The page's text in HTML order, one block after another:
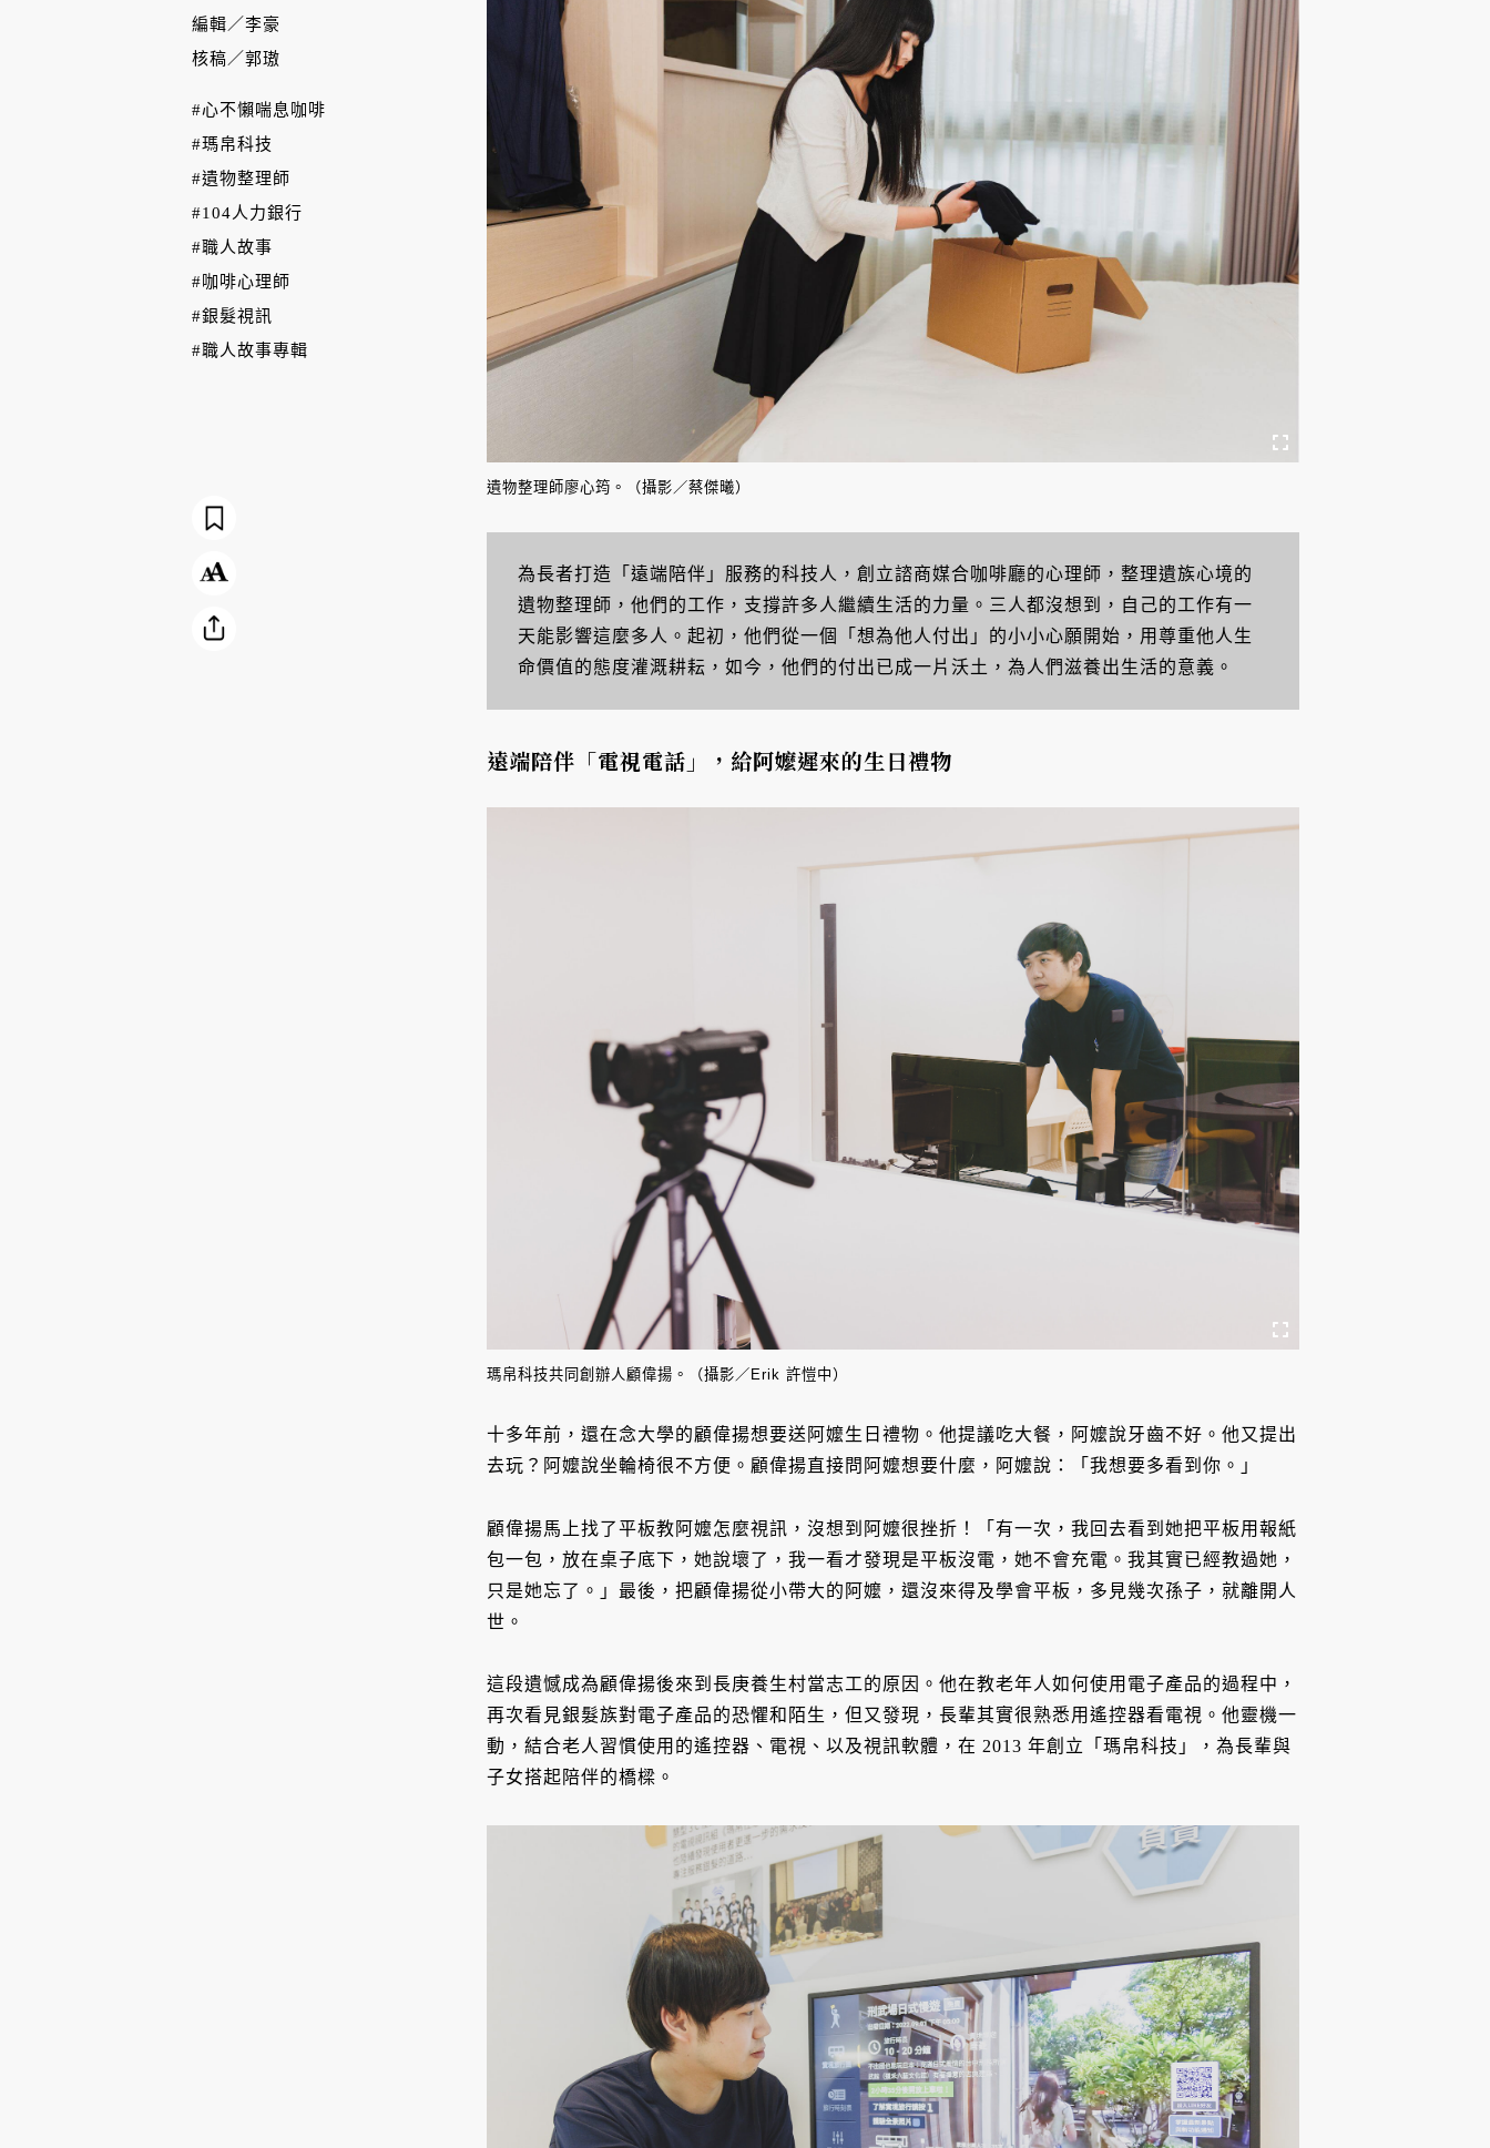
遺物整理師廖心筠。（攝影／蔡傑曦）
為長者打造「遠端陪伴」服務的科技人，創立諮商媒合咖啡廳的心理師，整理遺族心境的
遺物整理師，他們的工作，支撐許多人繼續生活的力量。三人都沒想到，自己的工作有一
天能影響這麼多人。起初，他們從一個「想為他人付出」的小小心願開始，用尊重他人生
命價值的態度灌溉耕耘，如今，他們的付出已成一片沃土，為人們滋養出生活的意義。
遠端陪伴「電視電話」，給阿嬤遲來的生日禮物
瑪帛科技共同創辦人顧偉揚。（攝影／Erik 許愷中）
十多年前，還在念大學的顧偉揚想要送阿嬤生日禮物。他提議吃大餐，阿嬤說牙齒不好。他又提出
去玩？阿嬤說坐輪椅很不方便。顧偉揚直接問阿嬤想要什麼，阿嬤說：「我想要多看到你。」
顧偉揚馬上找了平板教阿嬤怎麼視訊，沒想到阿嬤很挫折！「有一次，我回去看到她把平板用報紙
包一包，放在桌子底下，她說壞了，我一看才發現是平板沒電，她不會充電。我其實已經教過她，
只是她忘了。」最後，把顧偉揚從小帶大的阿嬤，還沒來得及學會平板，多見幾次孫子，就離開人
世。
這段遺憾成為顧偉揚後來到長庚養生村當志工的原因。他在教老年人如何使用電子產品的過程中，
再次看見銀髮族對電子產品的恐懼和陌生，但又發現，長輩其實很熟悉用遙控器看電視。他靈機一
動，結合老人習慣使用的遙控器、電視、以及視訊軟體，在 2013 年創立「瑪帛科技」，為長輩與
子女搭起陪伴的橋樑。
編輯／李豪
核稿／郭璈
#心不懶喘息咖啡
#瑪帛科技
#遺物整理師
#104人力銀行
#職人故事
#咖啡心理師
#銀髮視訊
#職人故事專輯